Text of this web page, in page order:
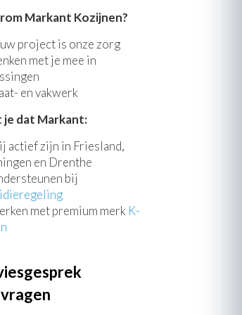
Markant Kozijnen?
project is onze zorg
met je mee in
en vakwerk
je dat Markant:
actief zijn in Friesland,
en Drenthe
bij
met premium merk K-